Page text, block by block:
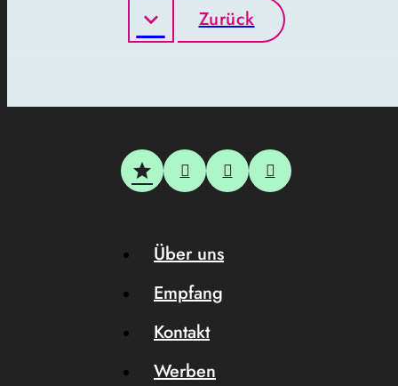
Zurück
Über uns
Empfang
Kontakt
Werben